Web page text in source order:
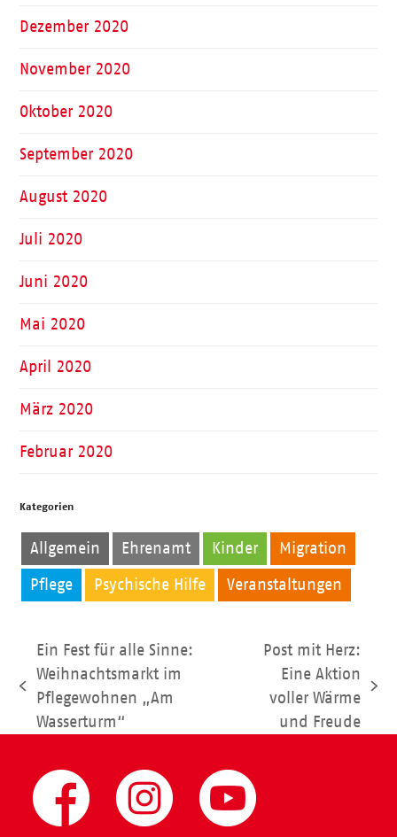
Dezember 2020
November 2020
Oktober 2020
September 2020
August 2020
Juli 2020
Juni 2020
Mai 2020
April 2020
März 2020
Februar 2020
Kategorien
Allgemein Ehrenamt Kinder Migration
Pflege Psychische Hilfe Veranstaltungen
vorheriger
Beitrag:
Ein Fest für alle Sinne:
Weihnachtsmarkt im
Pflegewohnen „Am
Wasserturm“
Nächster
Beitrag:
Post mit Herz:
Eine Aktion
voller Wärme
und Freude